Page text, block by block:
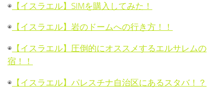
◉ 【イスラエル】SIMを購入してみた！
◉ 【イスラエル】岩のドームへの行き方！！
◉ 【イスラエル】圧倒的にオススメするエルサレムの
宿！！
◉ 【イスラエル】パレスチナ自治区にあるスタバ！？